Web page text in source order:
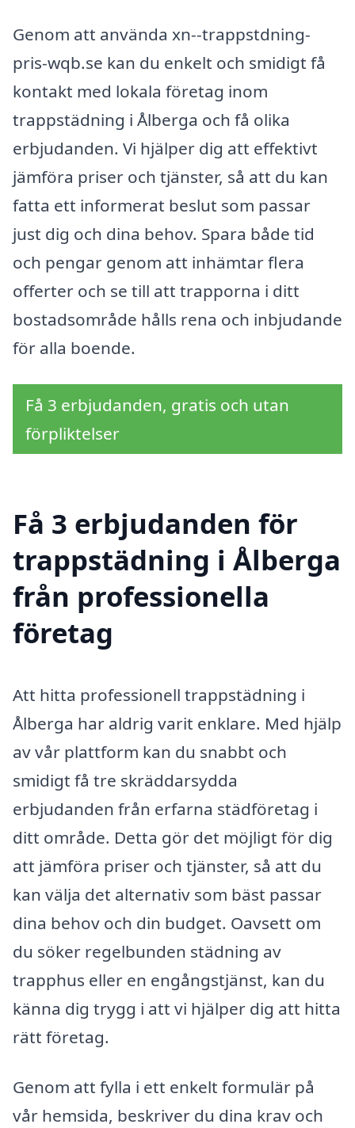
Genom att använda xn--trappstdning-
pris-wqb.se kan du enkelt och smidigt få
kontakt med lokala företag inom
trappstädning i Ålberga och få olika
erbjudanden. Vi hjälper dig att effektivt
jämföra priser och tjänster, så att du kan
fatta ett informerat beslut som passar
just dig och dina behov. Spara både tid
och pengar genom att inhämtar flera
offerter och se till att trapporna i ditt
bostadsområde hålls rena och inbjudande
för alla boende.
Få 3 erbjudanden, gratis och utan
förpliktelser
Få 3 erbjudanden för
trappstädning i Ålberga
från professionella
företag
Att hitta professionell trappstädning i
Ålberga har aldrig varit enklare. Med hjälp
av vår plattform kan du snabbt och
smidigt få tre skräddarsydda
erbjudanden från erfarna städföretag i
ditt område. Detta gör det möjligt för dig
att jämföra priser och tjänster, så att du
kan välja det alternativ som bäst passar
dina behov och din budget. Oavsett om
du söker regelbunden städning av
trapphus eller en engångstjänst, kan du
känna dig trygg i att vi hjälper dig att hitta
rätt företag.
Genom att fylla i ett enkelt formulär på
vår hemsida, beskriver du dina krav och